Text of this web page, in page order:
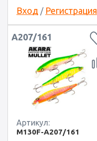
Вход / Регистрация
A207/161
Артикул:
M130F-A207/161